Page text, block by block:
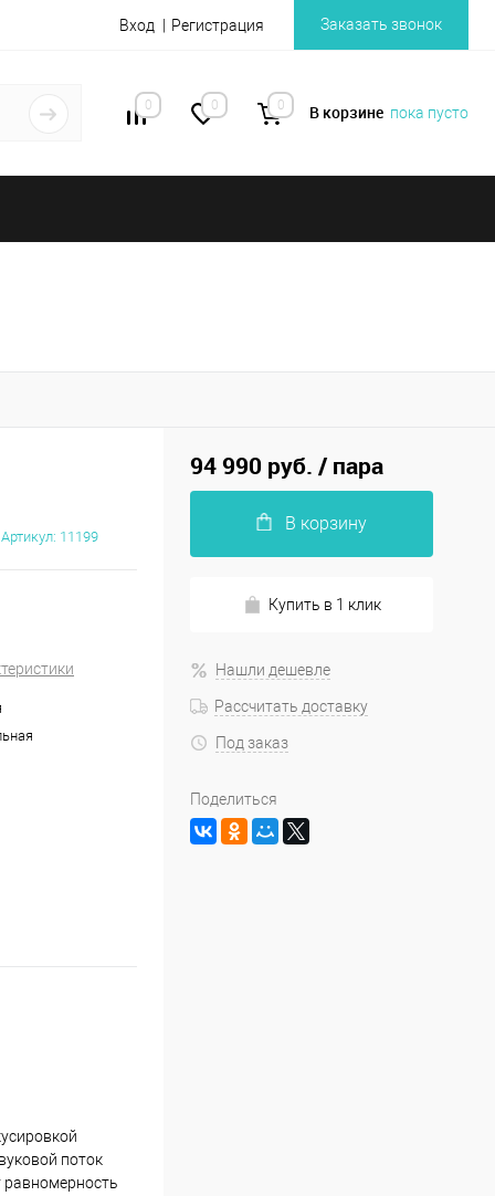
Вход Регистрация Заказать звонок
0 0 0 В корзине пока пусто
Артикул: 11199
поток
94 990 руб. / пара
В корзину
Купить в 1 клик
Нашли дешевле
Рассчитать доставку
Под заказ
Поделиться